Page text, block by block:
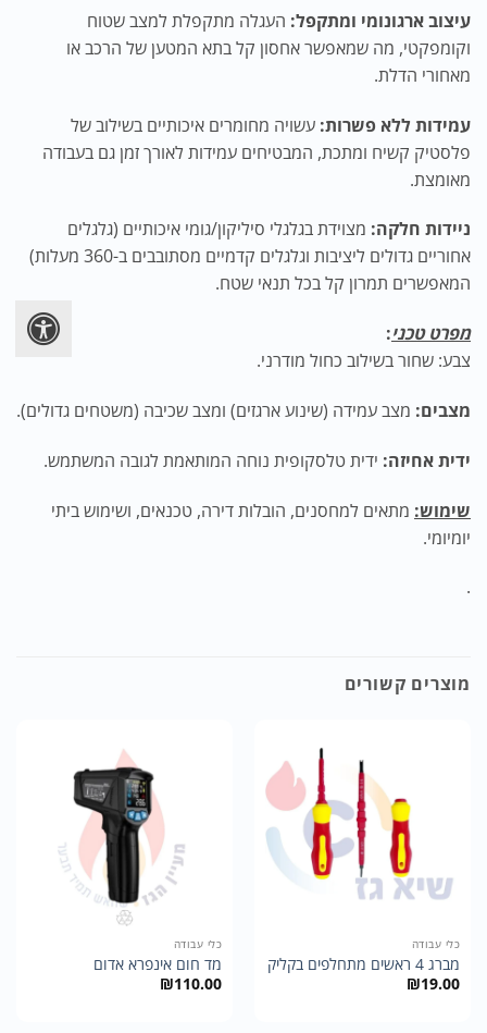
עיצוב ארגונומי ומתקפל: העגלה מתקפלת למצב שטוח
וקומפקטי, מה שמאפשר אחסון קל בתא המטען של הרכב או
מאחורי הדלת.
עמידות ללא פשרות: עשויה מחומרים איכותיים בשילוב של
פלסטיק קשיח ומתכת, המבטיחים עמידות לאורך זמן גם בעבודה
מאומצת.
ניידות חלקה: מצוידת בגלגלי סיליקון/גומי איכותיים (גלגלים
אחוריים גדולים ליציבות וגלגלים קדמיים מסתובבים ב-360 מעלות)
המאפשרים תמרון קל בכל תנאי שטח.
מפרט טכני:
צבע: שחור בשילוב כחול מודרני.
מצבים: מצב עמידה (שינוע ארגזים) ומצב שכיבה (משטחים גדולים).
ידית אחיזה: ידית טלסקופית נוחה המותאמת לגובה המשתמש.
שימוש: מתאים למחסנים, הובלות דירה, טכנאים, ושימוש ביתי
יומיומי.
.
מוצרים קשורים
כלי עבודה
מברג 4 ראשים מתחלפים בקליק
₪19.00
כלי עבודה
מד חום אינפרא אדום
₪110.00